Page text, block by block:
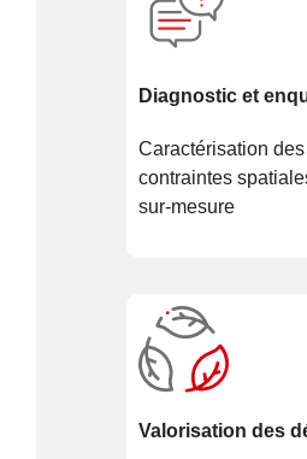
Diagnostic et
Caractérisation
contraintes
sur-mesure
Valorisation des